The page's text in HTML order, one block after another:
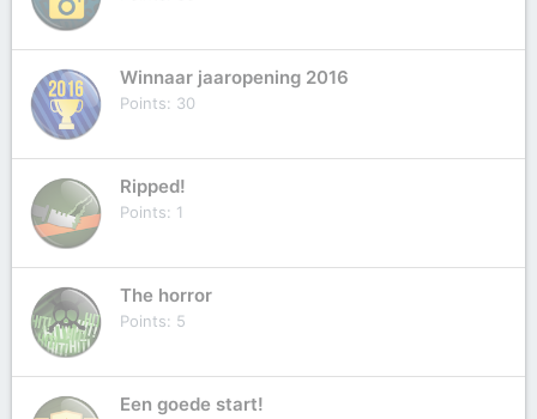
Winnaar jaaropening 2016
Points 30
Ripped!
Points 1
The horror
Points 5
Een goede start!